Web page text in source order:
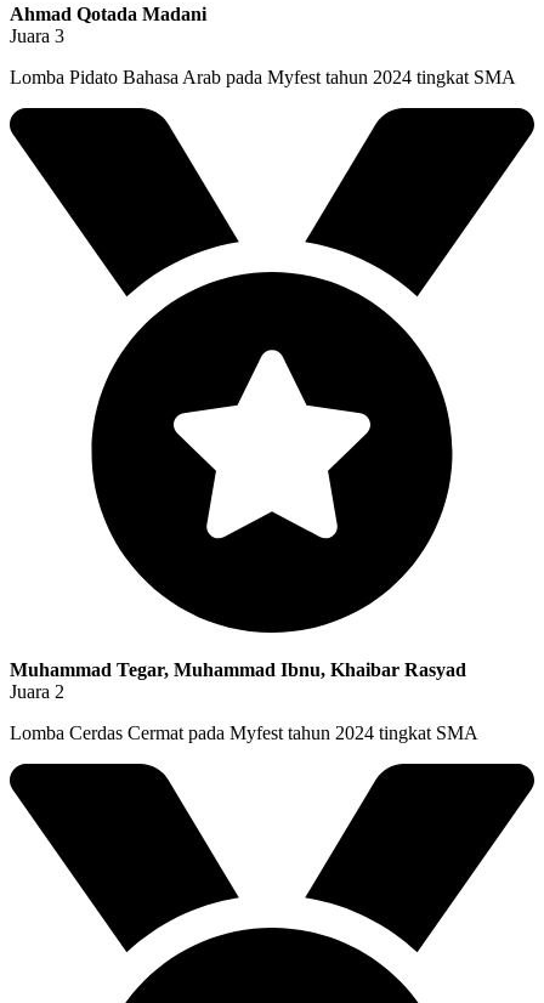
Ahmad Qotada Madani
Juara 3
Lomba Pidato Bahasa Arab pada Myfest tahun 2024 tingkat SMA
Muhammad Tegar, Muhammad Ibnu, Khaibar Rasyad
Juara 2
Lomba Cerdas Cermat pada Myfest tahun 2024 tingkat SMA